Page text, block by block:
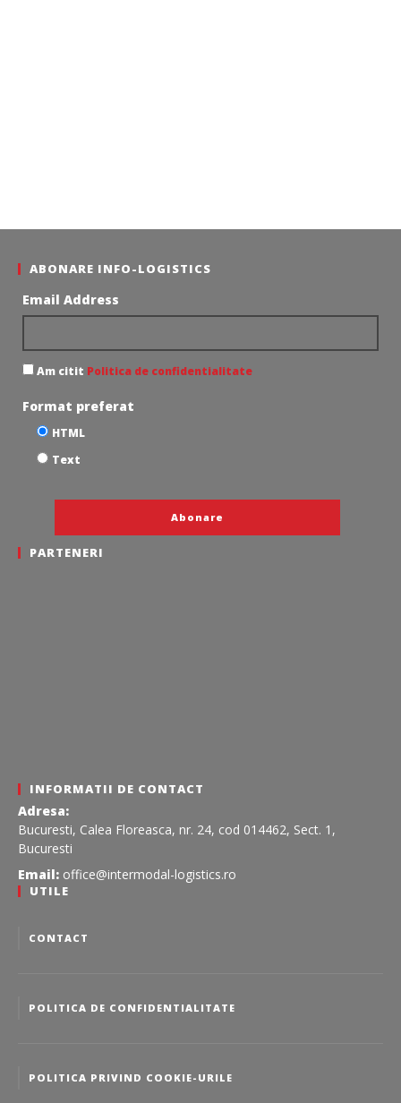
ABONARE INFO-LOGISTICS
Email Address
Am citit Politica de confidentialitate
Format preferat
HTML
Text
PARTENERI
INFORMATII DE CONTACT
Adresa:
Bucuresti, Calea Floreasca, nr. 24, cod 014462, Sect. 1,
Bucuresti
Email: office@intermodal-logistics.ro
UTILE
CONTACT
POLITICA DE CONFIDENTIALITATE
POLITICA PRIVIND COOKIE-URILE